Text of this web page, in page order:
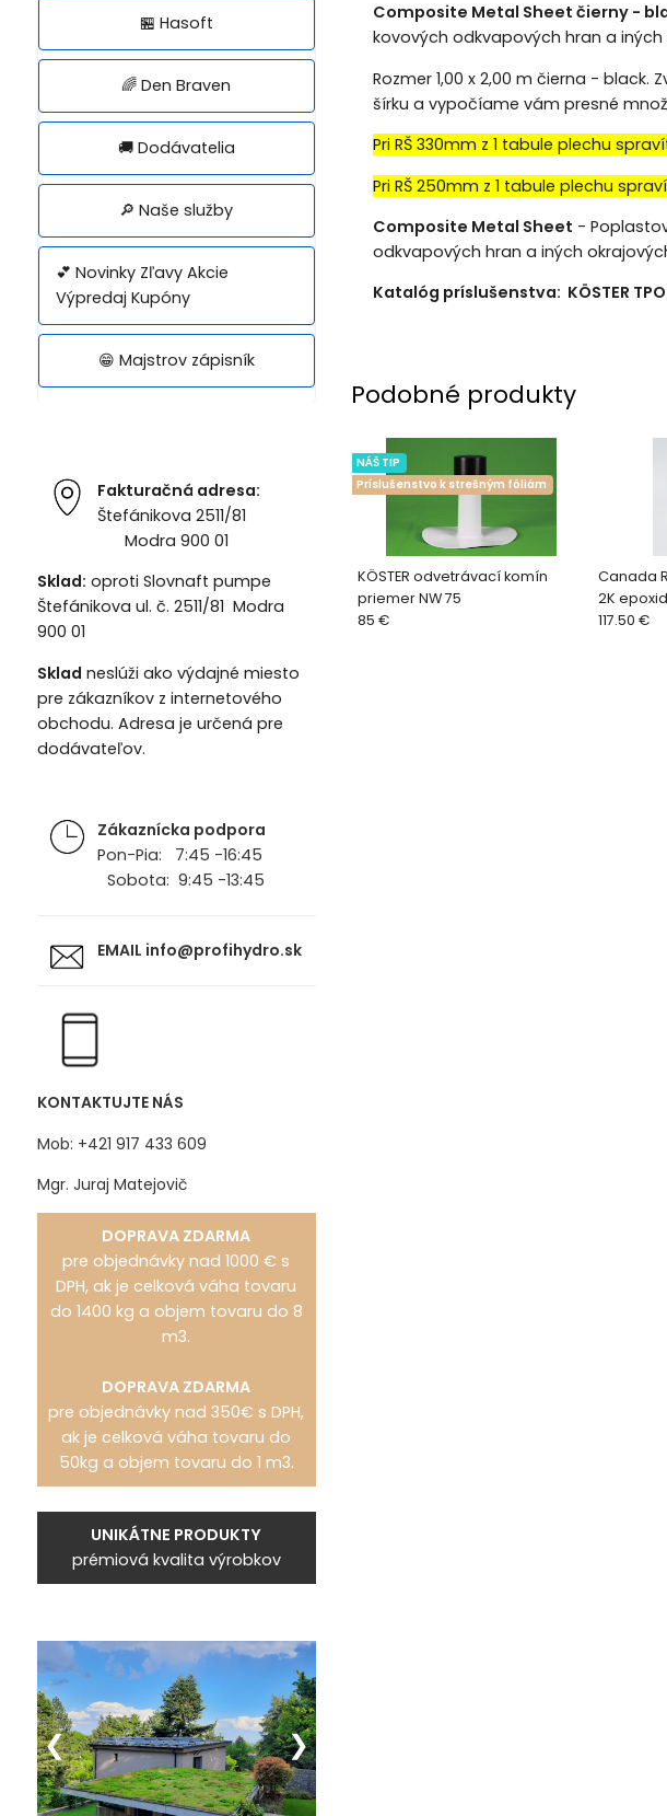
🏪 Hasoft
🌈 Den Braven
🚚 Dodávatelia
🔎 Naše služby
💕 Novinky Zľavy Akcie
Výpredaj Kupóny
😁 Majstrov zápisník
Fakturačná adresa:
Štefánikova 2511/81
Modra 900 01
Sklad: oproti Slovnaft pumpe
Štefánikova ul. č. 2511/81 Modra
900 01
Sklad neslúži ako výdajné miesto
pre zákazníkov z internetového
obchodu. Adresa je určená pre
dodávateľov.
Zákaznícka podpora
Pon-Pia: 7:45 -16:45
Sobota: 9:45 -13:45
EMAIL info@profihydro.sk
KONTAKTUJTE NÁS
Mob: +421 917 433 609
Mgr. Juraj Matejovič
DOPRAVA ZDARMA
pre objednávky nad 1000 € s
DPH, ak je celková váha tovaru
do 1400 kg a objem tovaru do 8
m3.
DOPRAVA ZDARMA
pre objednávky nad 350€ s DPH,
ak je celková váha tovaru do
50kg a objem tovaru do 1 m3.
UNIKÁTNE PRODUKTY
prémiová kvalita výrobkov
Composite Metal Sheet čierny -
kovových odkvapových hran a
Rozmer 1,00 x 2,00 m čierna - black.
šírku a vypočíame vám presné
Pri RŠ 330mm z 1 tabule plechu
Pri RŠ 250mm z 1 tabule plechu
Composite Metal Sheet -
odkvapových hran a iných
Katalóg príslušenstva: KÖSTER
Podobné produkty
KÖSTER odvetrávací komín
priemer NW 75
NÁŠ TIP
Príslušenstvo k strešným fóliám
85 €
Canada
2K
117.50 €